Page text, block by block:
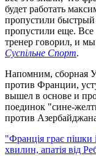
будет работать
пропустили быстрый
пропустили еще. Все
тренер говорил, и
Суспільне Спорт.
Напомним, сборная
против Франции,
вышел в основе и
поединок "сине-
против
"Франція грає пішки
хвилин, апатія від